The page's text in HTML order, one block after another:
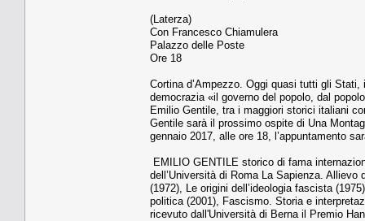
(Laterza)
Con Francesco Chiamulera
Palazzo delle Poste
Ore 18
Cortina d’Ampezzo. Oggi quasi tutti gli
democrazia «il governo del popolo, dal
Emilio Gentile, tra i maggiori storici italiani
Gentile sarà il prossimo ospite di Una
gennaio 2017, alle ore 18, l’appuntamento
EMILIO GENTILE storico di fama
dell’Università di Roma La Sapienza.
(1972), Le origini dell’ideologia fascista
politica (2001), Fascismo. Storia e
ricevuto dall'Università di Berna il Premio